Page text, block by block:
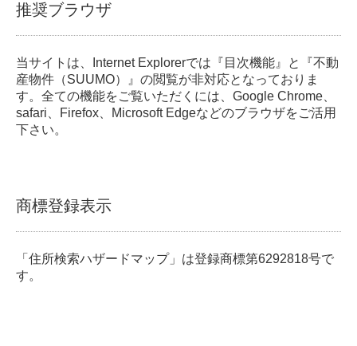
推奨ブラウザ
当サイトは、Internet Explorerでは『目次機能』と『不動
産物件（SUUMO）』の閲覧が非対応となっておりま
す。全ての機能をご覧いただくには、Google Chrome、
safari、Firefox、Microsoft Edgeなどのブラウザをご活用
下さい。
商標登録表示
「住所検索ハザードマップ」は登録商標第6292818号で
す。